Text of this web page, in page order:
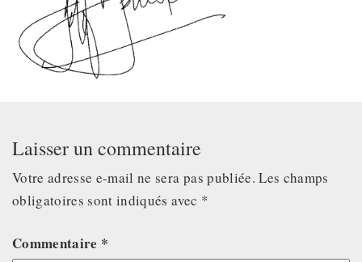
Laisser un commentaire
Votre adresse e-mail ne sera pas publiée. Les champs
obligatoires sont indiqués avec *
Commentaire *